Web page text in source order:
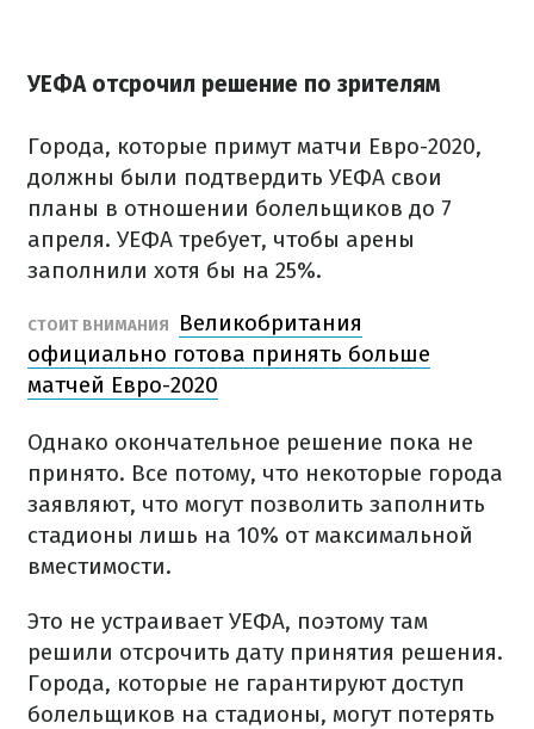
УЕФА отсрочил решение по зрителям
Города, которые примут матчи Евро-2020,
должны были подтвердить УЕФА свои
планы в отношении болельщиков до 7
апреля. УЕФА требует, чтобы арены
заполнили хотя бы на 25%.
СТОИТ ВНИМАНИЯ
Великобритания
официально готова принять больше
матчей Евро-2020
Однако окончательное решение пока не
принято. Все потому, что некоторые города
заявляют, что могут позволить заполнить
стадионы лишь на 10% от максимальной
вместимости.
Это не устраивает УЕФА, поэтому там
решили отсрочить дату принятия решения.
Города, которые не гарантируют доступ
болельщиков на стадионы, могут потерять